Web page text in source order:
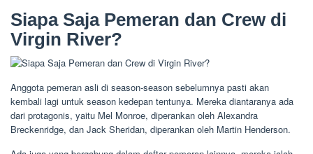
Siapa Saja Pemeran dan Crew di
Virgin River?
Anggota pemeran asli di season-season sebelumnya pasti akan
kembali lagi untuk season kedepan tentunya. Mereka diantaranya ada
dari protagonis, yaitu Mel Monroe, diperankan oleh Alexandra
Breckenridge, dan Jack Sheridan, diperankan oleh Martin Henderson.